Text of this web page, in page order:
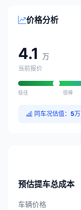
价格分析
4.1 万
当前报价
极佳 很棒
同车况估值： 5万
预估提车总成本
车辆价格